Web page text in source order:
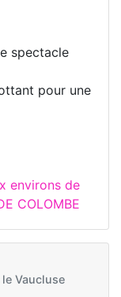
spectacle
pour une
environs de
COLOMBE
le Vaucluse